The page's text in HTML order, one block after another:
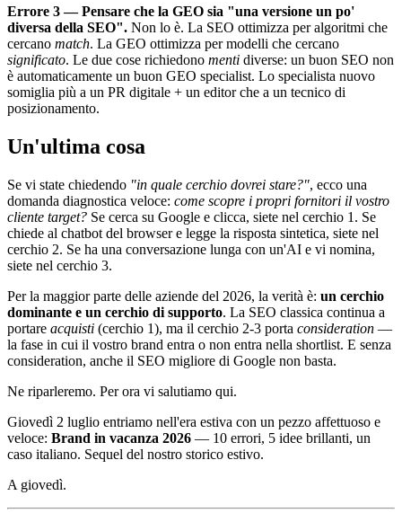
Errore 3 — Pensare che la GEO sia "una versione un po'
diversa della SEO". Non lo è. La SEO ottimizza per algoritmi che
cercano match. La GEO ottimizza per modelli che cercano
significato. Le due cose richiedono menti diverse: un buon SEO non
è automaticamente un buon GEO specialist. Lo specialista nuovo
somiglia più a un PR digitale + un editor che a un tecnico di
posizionamento.
Un'ultima cosa
Se vi state chiedendo "in quale cerchio dovrei stare?", ecco una
domanda diagnostica veloce: come scopre i propri fornitori il vostro
cliente target? Se cerca su Google e clicca, siete nel cerchio 1. Se
chiede al chatbot del browser e legge la risposta sintetica, siete nel
cerchio 2. Se ha una conversazione lunga con un'AI e vi nomina,
siete nel cerchio 3.
Per la maggior parte delle aziende del 2026, la verità è: un cerchio
dominante e un cerchio di supporto. La SEO classica continua a
portare acquisti (cerchio 1), ma il cerchio 2-3 porta consideration —
la fase in cui il vostro brand entra o non entra nella shortlist. E senza
consideration, anche il SEO migliore di Google non basta.
Ne riparleremo. Per ora vi salutiamo qui.
Giovedì 2 luglio entriamo nell'era estiva con un pezzo affettuoso e
veloce: Brand in vacanza 2026 — 10 errori, 5 idee brillanti, un
caso italiano. Sequel del nostro storico estivo.
A giovedì.